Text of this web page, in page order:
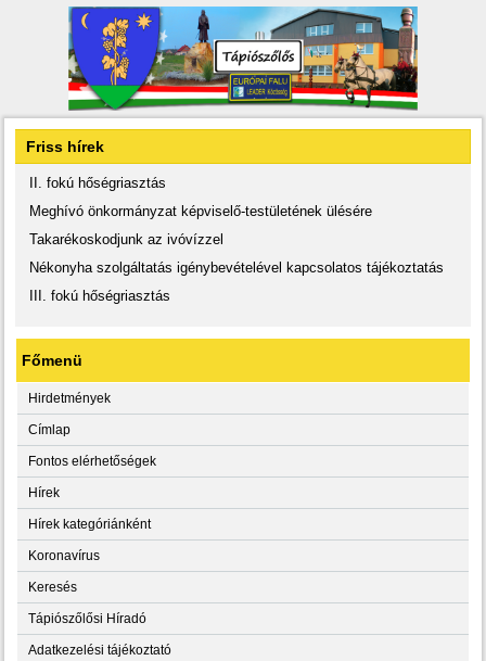
Friss hírek
II. fokú hőségriasztás
Meghívó önkormányzat képviselő-testületének ülésére
Takarékoskodjunk az ivóvízzel
Nékonyha szolgáltatás igénybevételével kapcsolatos tájékoztatás
III. fokú hőségriasztás
Főmenü
Hirdetmények
Címlap
Fontos elérhetőségek
Hírek
Hírek kategóriánként
Koronavírus
Keresés
Tápiószőlősi Híradó
Adatkezelési tájékoztató